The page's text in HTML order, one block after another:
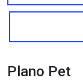
Plano Pet